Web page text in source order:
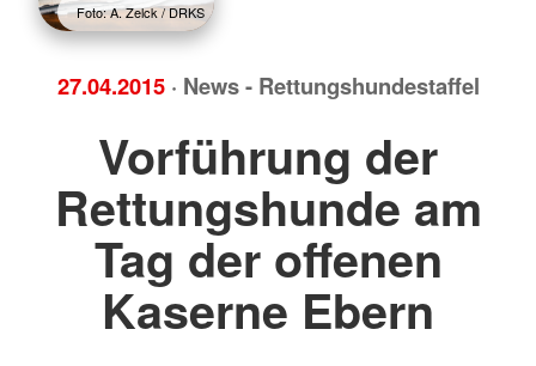
Foto: A. Zelck / DRKS
27.04.2015 · News - Rettungshundestaffel
Vorführung der
Rettungshunde am
Tag der offenen
Kaserne Ebern